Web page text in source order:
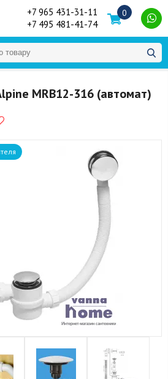
+7 965 431-31-11
+7 495 481-41-74
0
MRB12-316 (автомат)